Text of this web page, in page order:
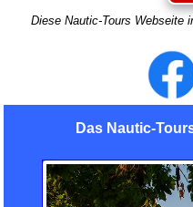
Diese Nautic-Tours Webseite
Das Nautic-